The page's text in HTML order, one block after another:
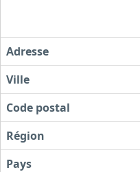
Adresse
Ville
Code postal
Région
Pays